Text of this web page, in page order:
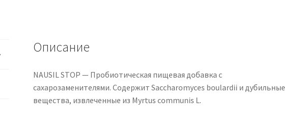
Описание
NAUSIL STOP — Пробиотическая пищевая добавка с
сахарозаменителями. Содержит Saccharomyces boulardii и дубильные
вещества, извлеченные из Myrtus communis L.